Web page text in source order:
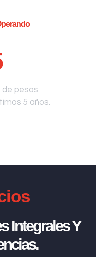
de pesos
5 años.
Integrales Y